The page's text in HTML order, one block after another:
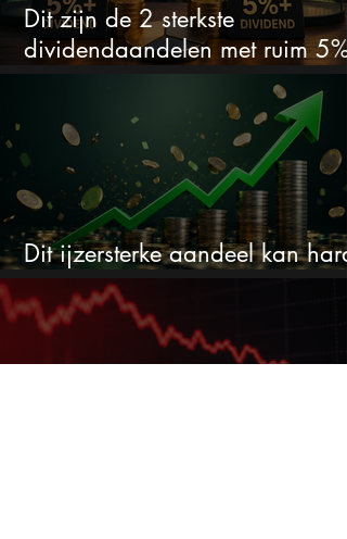
Dit zijn de 2 sterkste
dividendaandelen met ruim 5%
Dit ijzersterke aandeel kan hard
stijgen maar bijna niemand kijkt